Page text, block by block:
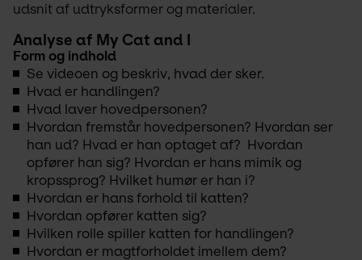
udsnit af udtryksformer og materialer.
Analyse af My Cat and I
Form og indhold
Se videoen og beskriv, hvad der sker.
Hvad er handlingen?
Hvad laver hovedpersonen?
Hvordan fremstår hovedpersonen? Hvordan ser
han ud? Hvad er han optaget af? Hvordan
opfører han sig? Hvordan er hans mimik og
kropssprog? Hvilket humør er han i?
Hvordan er hans forhold til katten?
Hvordan opfører katten sig?
Hvilken rolle spiller katten for handlingen?
Hvordan er magtforholdet imellem dem?